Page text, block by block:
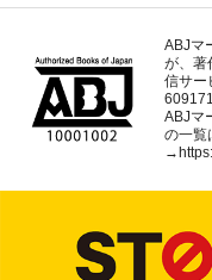
ABJマ
が、著
信サー
ABJマ
の一覧
→